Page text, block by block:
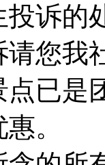
诉的
请您我
点已是
。